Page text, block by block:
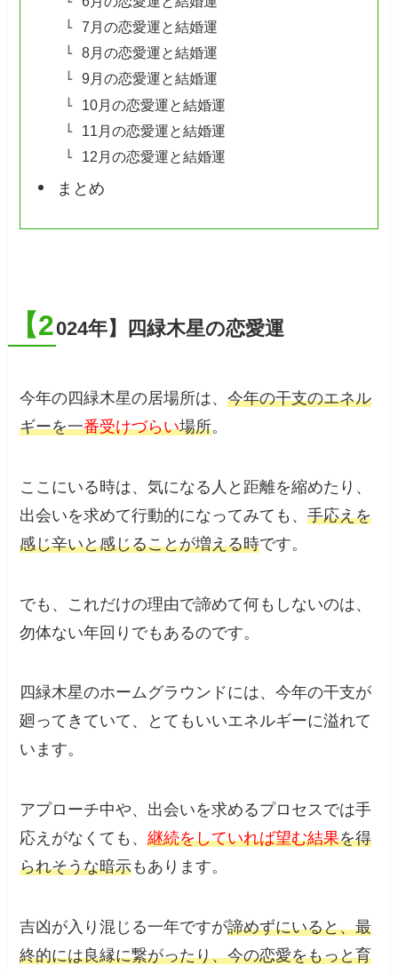
7月の恋愛運と結婚運
8月の恋愛運と結婚運
9月の恋愛運と結婚運
10月の恋愛運と結婚運
11月の恋愛運と結婚運
12月の恋愛運と結婚運
まとめ
【2024年】四緑木星の恋愛運
今年の四緑木星の居場所は、今年の干支のエネル
ギーを一番受けづらい場所。
ここにいる時は、気になる人と距離を縮めたり、
出会いを求めて行動的になってみても、手応えを
感じ辛いと感じることが増える時です。
でも、これだけの理由で諦めて何もしないのは、
勿体ない年回りでもあるのです。
四緑木星のホームグラウンドには、今年の干支が
廻ってきていて、とてもいいエネルギーに溢れて
います。
アプローチ中や、出会いを求めるプロセスでは手
応えがなくても、継続をしていれば望む結果を得
られそうな暗示もあります。
吉凶が入り混じる一年ですが諦めずにいると、最
終的には良縁に繋がったり、今の恋愛をもっと育